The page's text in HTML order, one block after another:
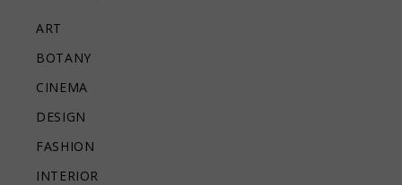
ART
BOTANY
CINEMA
DESIGN
FASHION
INTERIOR